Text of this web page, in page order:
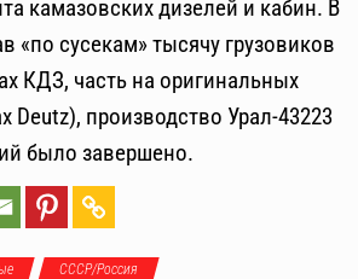
камазовских дизелей и кабин. В
«по сусекам» тысячу грузовиков
КДЗ, часть на оригинальных
Deutz), производство Урал-43223
было завершено.
СССР/Россия